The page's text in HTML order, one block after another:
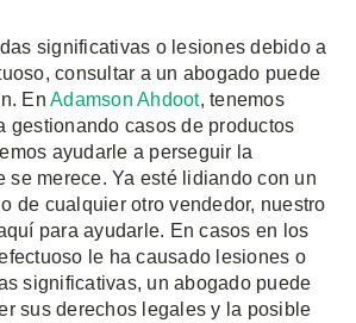
significativas o lesiones debido a
consultar a un abogado puede
En Adamson Ahdoot, tenemos
gestionando casos de productos
ayudarle a perseguir la
se merece. Ya esté lidiando con un
de cualquier otro vendedor, nuestro
para ayudarle. En casos en los
le ha causado lesiones o
significativas, un abogado puede
sus derechos legales y la posible